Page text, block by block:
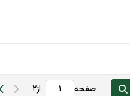
صفحه از2